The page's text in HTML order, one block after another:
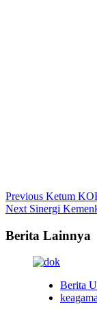
Continue
Reading
Previous Ketum
Next Sinergi
Berita Lainnya
Berita